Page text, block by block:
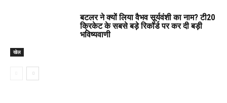
खेल
बटलर ने क्यों लिया वैभव सूर्यवंशी का नाम? टी20
क्रिकेट के सबसे बड़े रिकॉर्ड पर कर दी बड़ी
भविष्यवाणी